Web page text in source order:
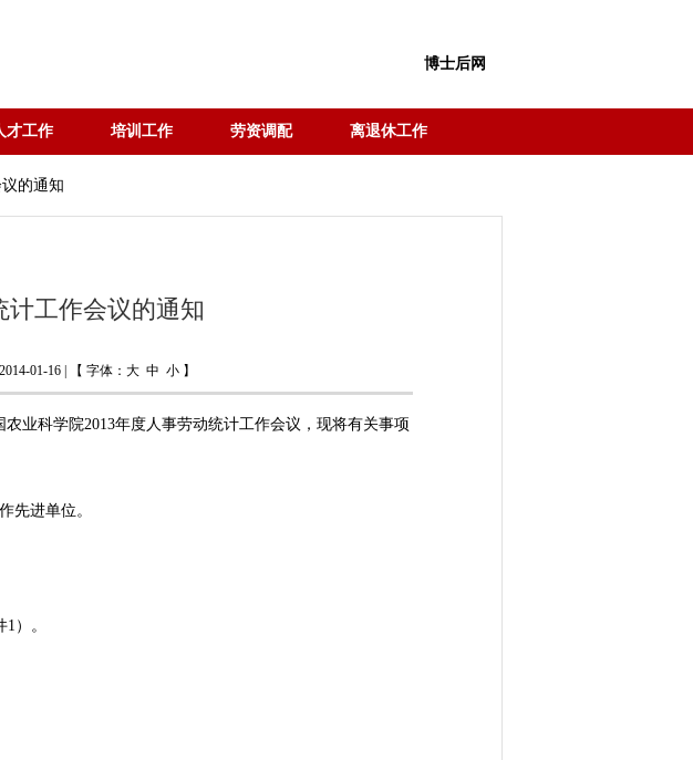
博士后网
才工作 培训工作 劳资调配 离退休工作
的通知
计工作会议的通知
01-16 | 【 字体： 大 中 小 】
业科学院2013年度人事劳动统计工作会议，现将有关事项
先进单位。
）。